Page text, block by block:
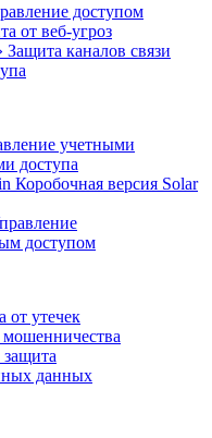
доступом
от веб-угроз
Защита каналов связи
учетными
доступа
Коробочная версия Solar
доступом
от утечек
данных